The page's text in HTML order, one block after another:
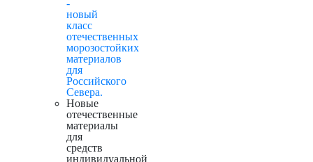
-
новый
класс
отечественных
морозостойких
материалов
для
Российского
Севера.
Новые
отечественные
материалы
для
средств
индивидуальной